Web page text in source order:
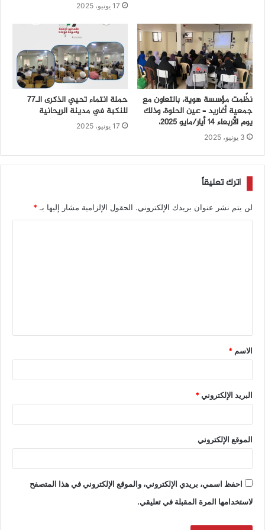
17 يونيو، 2025
نظّمت مؤسسة هوية، بالتعاون مع
جمعية أغاريد – عين الحلوة، وذلك
يوم الأربعاء 14 أيار/مايو 2025،
3 يونيو، 2025
حملة انتماء تحيي الذكرى الـ77
للنكبة في مدينة الريحانية
17 يونيو، 2025
اترك تعليقاً
لن يتم نشر عنوان بريدك الإلكتروني. الحقول الإلزامية مشار إليها بـ *
الاسم *
البريد الإلكتروني*
الموقع الإلكتروني
احفظ اسمي، بريدي الإلكتروني، والموقع الإلكتروني في هذا المتصفح
لاستخدامها المرة المقبلة في تعليقي.